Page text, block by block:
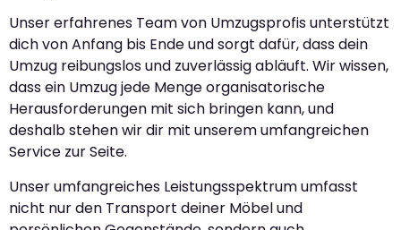
Unser erfahrenes Team von Umzugsprofis unterstützt
dich von Anfang bis Ende und sorgt dafür, dass dein
Umzug reibungslos und zuverlässig abläuft. Wir wissen,
dass ein Umzug jede Menge organisatorische
Herausforderungen mit sich bringen kann, und
deshalb stehen wir dir mit unserem umfangreichen
Service zur Seite.
Unser umfangreiches Leistungsspektrum umfasst
nicht nur den Transport deiner Möbel und